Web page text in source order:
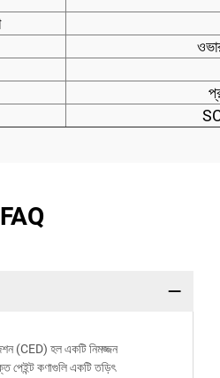
FAQ
(CED) হল একটি নিমজ্জন
পেইন্ট কণাগুলি একটি তড়িৎ